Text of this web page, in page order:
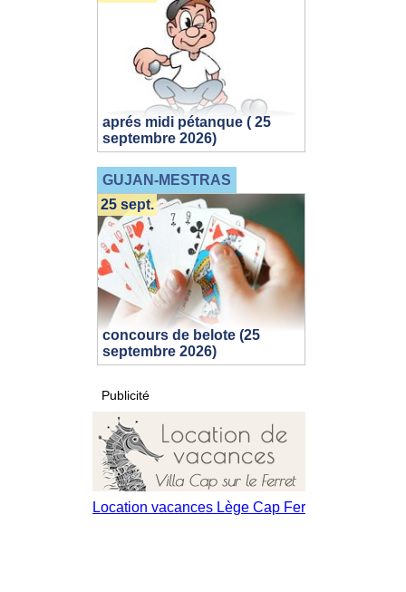
aprés midi pétanque ( 25
septembre 2026)
GUJAN-MESTRAS
concours de belote (25
septembre 2026)
25 sept.
Publicité